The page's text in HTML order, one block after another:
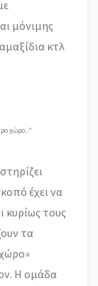
μόνιμης
κτλ
χώρο..."
στηρίζει
έχει να
κυρίως τους
τα
Η ομάδα